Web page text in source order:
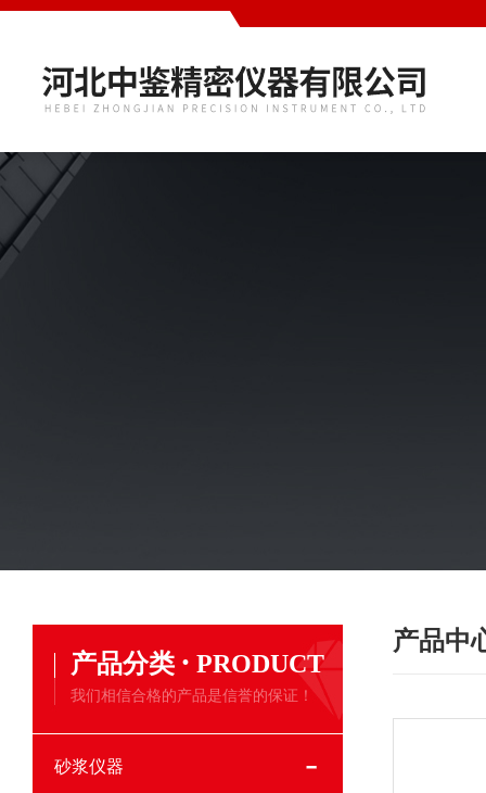
产品分类 · PRODUCT
我们相信合格的产品是信誉的保证！
砂浆仪器
产品中